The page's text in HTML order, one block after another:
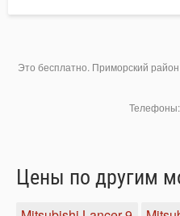
Это бесплатно. Приморский
Телефоны:
Цены по другим